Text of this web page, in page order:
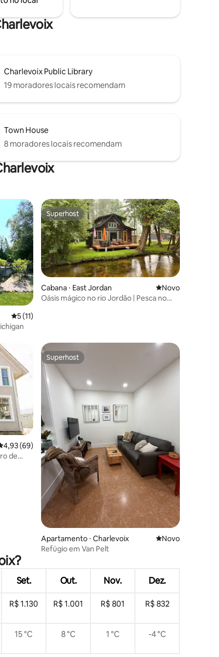
Charlevoix Public Library
19 moradores locais recomendam
Town House
8 moradores locais recomendam
hóspedes
5 de uma avaliação média de 5, 11 avaliações
5 (11)
Superhost
Superhost
Cabana ⋅ East Jordan Novo lugar para
Novo
Oásis mágico no rio Jordão | Pesca no
de uma avaliação média de 5, 69 avaliações
4,93 (69)
de
Superhost
Superhost
Apartamento ⋅ Charlevoix Novo lugar para
Novo
Refúgio em Van Pelt
Set. Out. Nov. Dez.
R$ 1.130 R$ 1.001 R$ 801 R$ 832
15 °C 8 °C 1 °C -4 °C